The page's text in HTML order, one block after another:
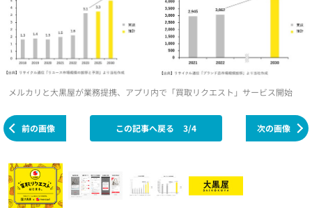
メルカリと大黒屋が業務提携、アプリ内で「買取リクエスト」サービス開始
前の画像 次の画像
この記事へ戻る 3/4